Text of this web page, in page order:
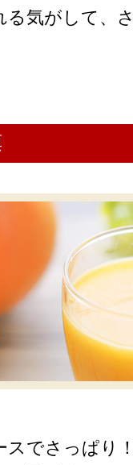
る気がして、
スでさっぱり